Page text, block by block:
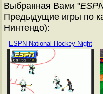
Выбранная Вами "
Предыдущие игры по
Нинтендо):
ESPN National Hockey Night